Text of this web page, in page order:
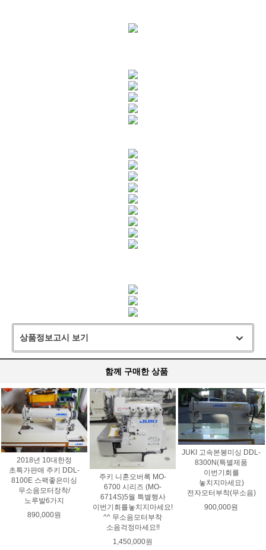
상품정보고시 보기
함께 구매한 상품
2018년 10대한정
초특가판매 주키 DDL-
8100E 스팩좋은미싱
무소음모터장착/
노루발6가지
890,000원
주키 니혼오버록 MO-
6700 시리즈 (MO-
6714S)5월 특별행사
이번기회를놓치지마세요!
^^ 무소음모터부착
소음걱정마세요!!
1,450,000원
JUKI 고속본봉미싱 DDL-
8300N(특별제품
이번기회를
놓치지마세요)
전자모터부착(무소음)
900,000원